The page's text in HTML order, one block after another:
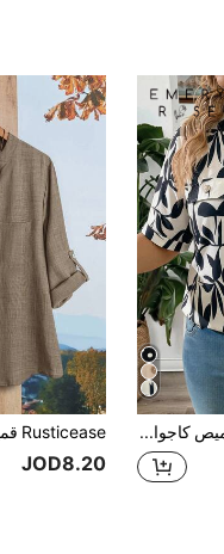
EMERY ROSE قميص كاجوال بياقة مفصلة وأزرار خشبية ديكورية وأكمام قصيرة مقاس كبير
JOD8.20